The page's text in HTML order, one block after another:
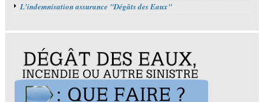
L'indemnisation assurance "Dégâts des Eaux"